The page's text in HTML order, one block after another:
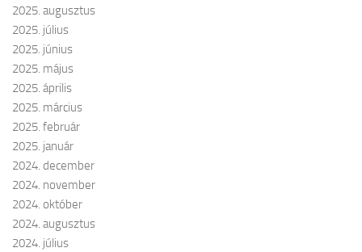
2025. augusztus
2025. július
2025. június
2025. május
2025. április
2025. március
2025. február
2025. január
2024. december
2024. november
2024. október
2024. augusztus
2024. július